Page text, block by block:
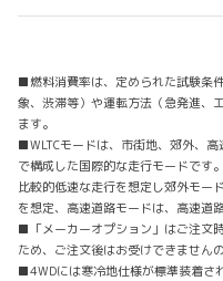
■燃料消費率は、定められた試験条
象、渋滞等）や運転方法（急発進、
ます。
■WLTCモードは、市街地、郊外、
で構成した国際的な走行モードです
比較的低速な走行を想定し郊外モー
を想定、高速道路モードは、高速道
■「メーカーオプション」はご注文
ため、ご注文後はお受けできません
■4WDには寒冷地仕様が標準装着さ